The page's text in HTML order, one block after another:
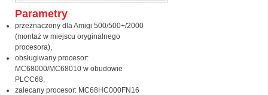
Parametry
przeznaczony dla Amigi 500/500+/2000
(montaż w miejscu oryginalnego
procesora),
obsługiwany procesor:
MC68000/MC68010 w obudowie
PLCC68,
zalecany procesor: MC68HC000FN16